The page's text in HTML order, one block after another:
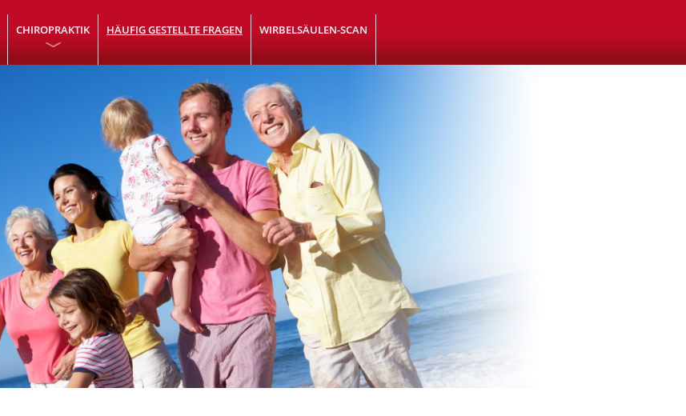
CHIROPRAKTIK HÄUFIG GESTELLTE FRAGEN WIRBELSÄULEN-SCAN